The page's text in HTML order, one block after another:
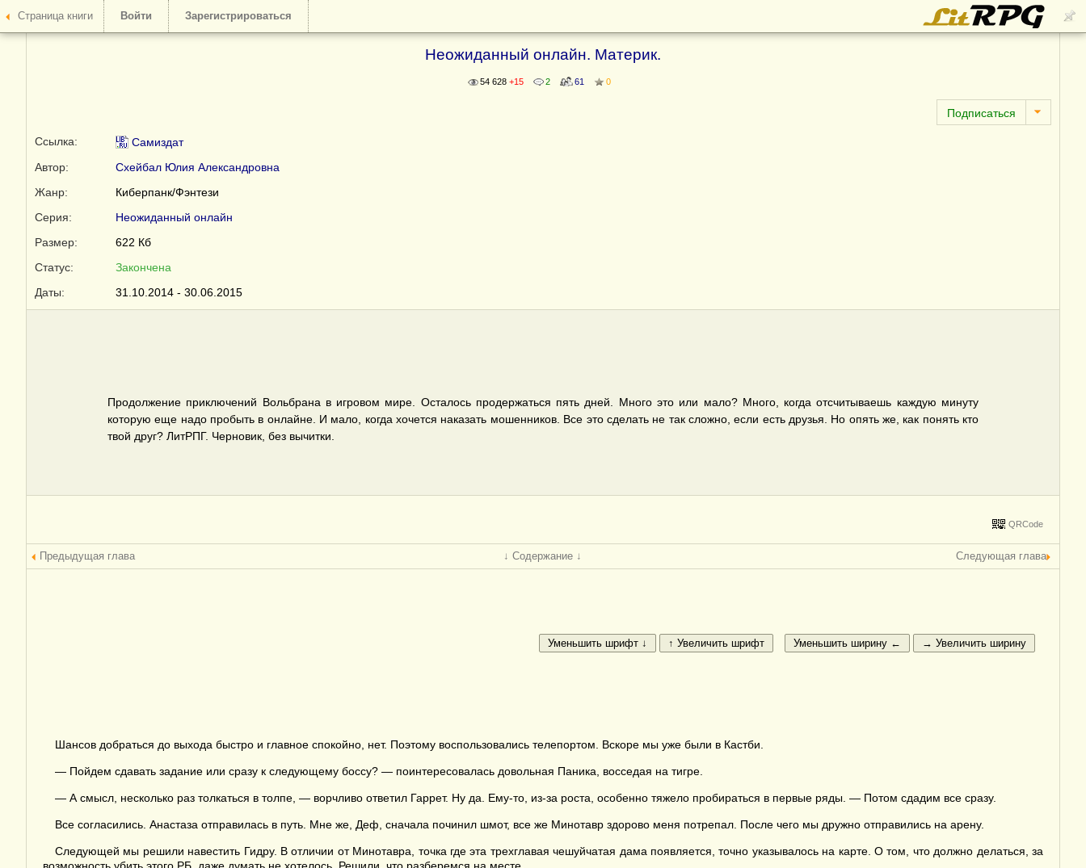
Страница книги Войти Зарегистрироваться
Неожиданный онлайн. Материк.
54 628 +15 2 61 0
Ссылка:
Самиздат
Автор:
Схейбал Юлия Александровна
Жанр:
Киберпанк/Фэнтези
Серия:
Неожиданный онлайн
Размер:
622 Кб
Статус:
Закончена
Даты:
31.10.2014 - 30.06.2015
Продолжение приключений Вольбрана в игровом мире. Осталось продержаться пять дней. Много это или мало? Много, когда отсчитываешь каждую минуту
которую еще надо пробыть в онлайне. И мало, когда хочется наказать мошенников. Все это сделать не так сложно, если есть друзья. Но опять же, как понять кто
твой друг? ЛитРПГ. Черновик, без вычитки.
QRCode
Предыдущая глава ↓ Содержание ↓ Следующая глава
Шансов добраться до выхода быстро и главное спокойно, нет. Поэтому воспользовались телепортом. Вскоре мы уже были в Кастби.
— Пойдем сдавать задание или сразу к следующему боссу? — поинтересовалась довольная Паника, восседая на тигре.
— А смысл, несколько раз толкаться в толпе, — ворчливо ответил Гаррет. Ну да. Ему-то, из-за роста, особенно тяжело пробираться в первые ряды. — Потом сдадим все сразу.
Все согласились. Анастаза отправилась в путь. Мне же, Деф, сначала починил шмот, все же Минотавр здорово меня потрепал. После чего мы дружно отправились на арену.
Следующей мы решили навестить Гидру. В отличии от Минотавра, точка где эта трехглавая чешуйчатая дама появляется, точно указывалось на карте. О том, что должно делаться, за